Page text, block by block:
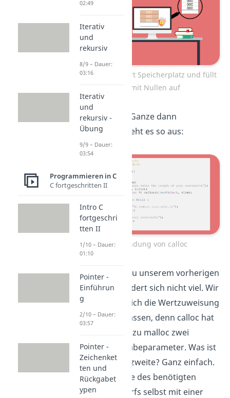
calloc reserviert Speicherplatz und füllt
ihn mit Nullen auf
Wenn du das Ganze dann
anwendest, sieht es so aus:
Anwendung von calloc
Im Vergleich zu unserem vorherigen
Beispiel verändert sich nicht viel. Wir
müssen lediglich die Wertzuweisung
für array anpassen, denn calloc hat
im Gegensatz zu malloc zwei
einzelne Eingabeparameter. Was ist
aber nun das zweite? Ganz einfach.
Statt die Länge des benötigten
Speicherbedarfs selbst mit einer
02:49
Iterativ
und
rekursiv
8/9 – Dauer:
03:16
Iterativ
und
rekursiv -
Übung
9/9 – Dauer:
03:54
Programmieren in C
C fortgeschritten II
Intro C
fortgeschri
tten II
1/10 – Dauer:
01:10
Pointer -
Einführun
g
2/10 – Dauer:
03:57
Pointer -
Zeichenket
ten und
Rückgabet
ypen